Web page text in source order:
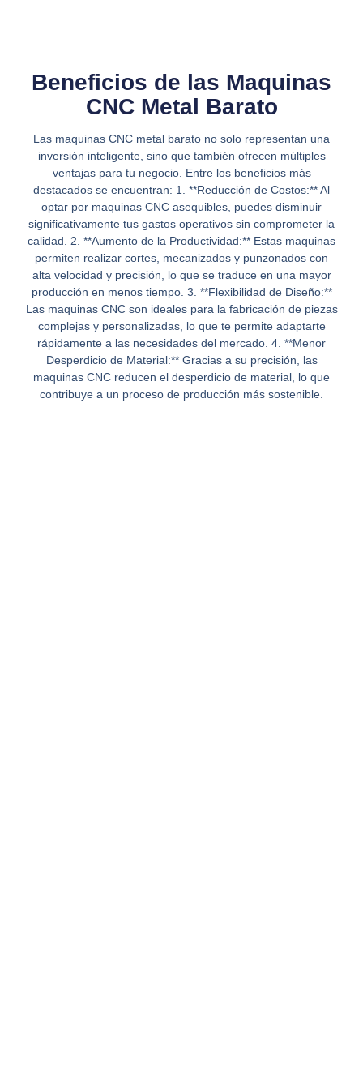
Beneficios de las Maquinas
CNC Metal Barato
Las maquinas CNC metal barato no solo representan una
inversión inteligente, sino que también ofrecen múltiples
ventajas para tu negocio. Entre los beneficios más
destacados se encuentran: 1. **Reducción de Costos:** Al
optar por maquinas CNC asequibles, puedes disminuir
significativamente tus gastos operativos sin comprometer la
calidad. 2. **Aumento de la Productividad:** Estas maquinas
permiten realizar cortes, mecanizados y punzonados con
alta velocidad y precisión, lo que se traduce en una mayor
producción en menos tiempo. 3. **Flexibilidad de Diseño:**
Las maquinas CNC son ideales para la fabricación de piezas
complejas y personalizadas, lo que te permite adaptarte
rápidamente a las necesidades del mercado. 4. **Menor
Desperdicio de Material:** Gracias a su precisión, las
maquinas CNC reducen el desperdicio de material, lo que
contribuye a un proceso de producción más sostenible.